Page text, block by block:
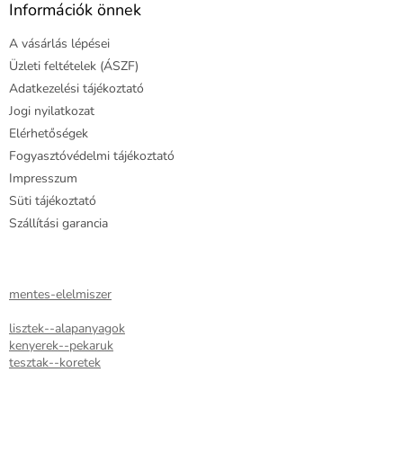
Információk önnek
A vásárlás lépései
Üzleti feltételek (ÁSZF)
Adatkezelési tájékoztató
Jogi nyilatkozat
Elérhetőségek
Fogyasztóvédelmi tájékoztató
Impresszum
Süti tájékoztató
Szállítási garancia
mentes-elelmiszer
lisztek--alapanyagok
kenyerek--pekaruk
tesztak--koretek